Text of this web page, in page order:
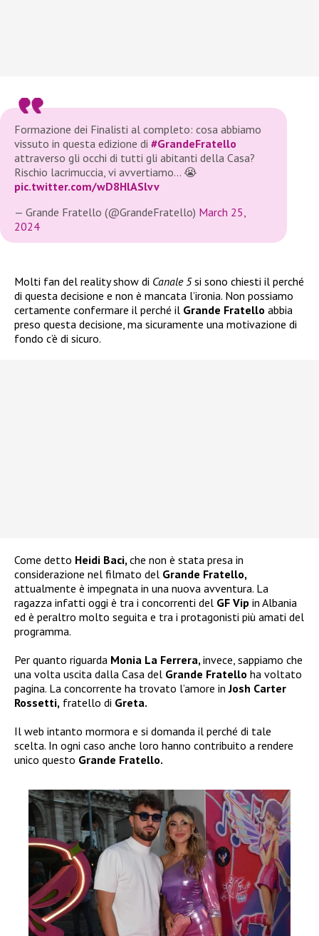
Formazione dei Finalisti al completo: cosa abbiamo
vissuto in questa edizione di #GrandeFratello
attraverso gli occhi di tutti gli abitanti della Casa?
Rischio lacrimuccia, vi avvertiamo… 😭
pic.twitter.com/wD8HlASlvv
— Grande Fratello (@GrandeFratello) March 25,
2024
Molti fan del reality show di Canale 5si sono chiesti il perché
di questa decisione e non è mancata l’ironia. Non possiamo
certamente confermare il perché il Grande Fratello abbia
preso questa decisione, ma sicuramente una motivazione di
fondo c’è di sicuro.
Come detto Heidi Baci,che non è stata presa in
considerazione nel filmato del Grande Fratello,
attualmente è impegnata in una nuova avventura. La
ragazza infatti oggi è tra i concorrenti del GF Vip in Albania
ed è peraltro molto seguita e tra i protagonisti più amati del
programma.
Per quanto riguarda Monia La Ferrera,invece, sappiamo che
una volta uscita dalla Casa del Grande Fratello ha voltato
pagina. La concorrente ha trovato l’amore inJosh Carter
Rossetti, fratello di Greta.
Il web intanto mormora e si domanda il perché di tale
scelta. In ogni caso anche loro hanno contribuito a rendere
unico questo Grande Fratello.